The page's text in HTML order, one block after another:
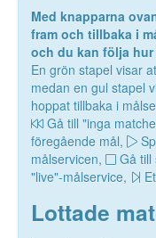
Med knapparna
fram och tillbaka i
och du kan följa
En grön stapel visar
medan en gul stapel
hoppat tillbaka i
Gå till "inga
föregående mål,
målservicen,
Gå till
"live"-målservice,
Lottade